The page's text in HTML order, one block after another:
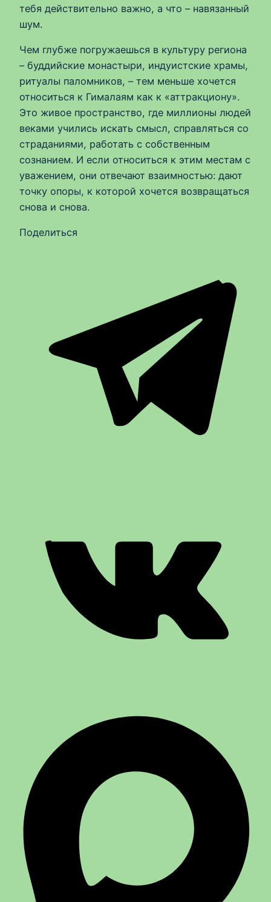
тебя действительно важно, а что – навязанный
шум.
Чем глубже погружаешься в культуру региона
– буддийские монастыри, индуистские храмы,
ритуалы паломников, – тем меньше хочется
относиться к Гималаям как к «аттракциону».
Это живое пространство, где миллионы людей
веками учились искать смысл, справляться со
страданиями, работать с собственным
сознанием. И если относиться к этим местам с
уважением, они отвечают взаимностью: дают
точку опоры, к которой хочется возвращаться
снова и снова.
Поделиться